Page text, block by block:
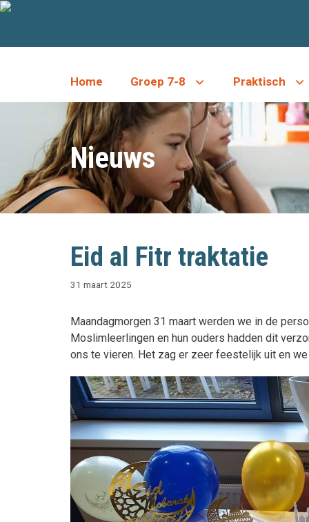
Ga
Home Groep 7-8 Praktisch
Nieuws
Eid al Fitr traktatie
31 maart 2025
Maandagmorgen 31 maart werden we in de
Moslimleerlingen en hun ouders hadden dit
ons te vieren. Het zag er zeer feestelijk uit en